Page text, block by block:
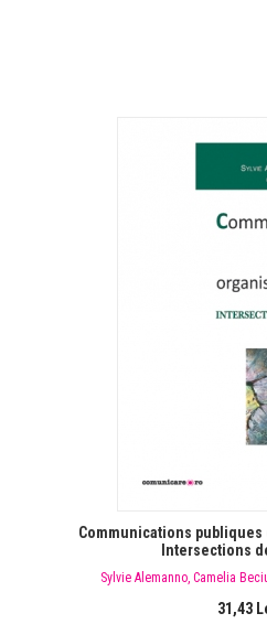
Communications
Intersections
Sylvie Alemanno, Camelia
31,43